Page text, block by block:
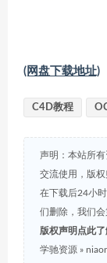
(网盘下载地址)
C4D教程
声明：本站所
交流使用，版
在下载后24小
们删除，我们会
版权声明点此了
学驰资源 »